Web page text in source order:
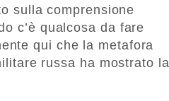
sulla comprensione
c’è qualcosa da fare
qui che la metafora
russa ha mostrato la